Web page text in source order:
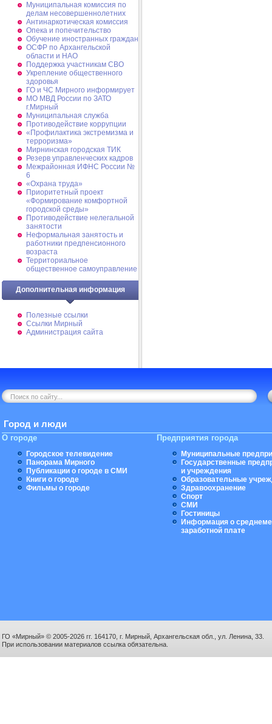
Муниципальная комиссия по
делам несовершеннолетних
Антинаркотическая комиссия
Опека и попечительство
Обучение иностранных граждан
ОСФР по Архангельской
области и НАО
Поддержка участникам СВО
Укрепление общественного
здоровья
ГО и ЧС Мирного информирует
МО МВД России по ЗАТО
г.Мирный
Муниципальная cлужба
Противодействие коррупции
«Профилактика экстремизма и
терроризма»
Мирнинская городская ТИК
Резерв управленческих кадров
Межрайонная ИФНС России №
6
«Охрана труда»
Приоритетный проект
«Формирование комфортной
городской среды»
Противодействие нелегальной
занятости
Неформальная занятость и
работники предпенсионного
возраста
Территориальное
общественное самоуправление
Дополнительная информация
Полезные ссылки
Ссылки Мирный
Администрация сайта
Город и люди
О городе
Городское телевидение
Панорама Мирного
Публикации о городе в СМИ
Книги о городе
Фильмы о городе
Предприятия города
Муниципальные
Государственные
и учреждения
Образовательные
Здравоохранение
Спорт
СМИ
Гостиницы
Информация о
заработной плате
ГО «Мирный» © 2005-2026 гг. 164170, г. Мирный, Архангельская обл., ул. Ленина, 33.
При использовании материалов ссылка обязательна.